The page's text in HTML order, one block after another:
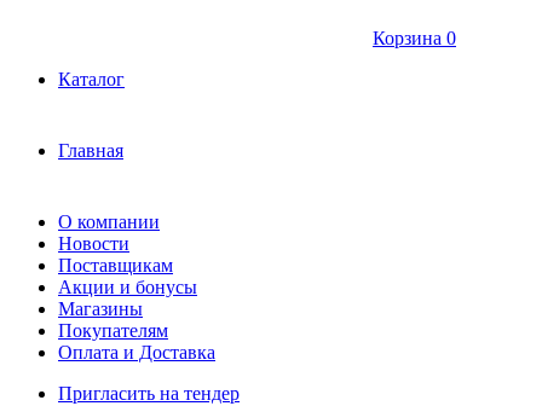
Корзина 0
Каталог
Главная
О компании
Новости
Поставщикам
Акции и бонусы
Магазины
Покупателям
Оплата и Доставка
Пригласить на тендер